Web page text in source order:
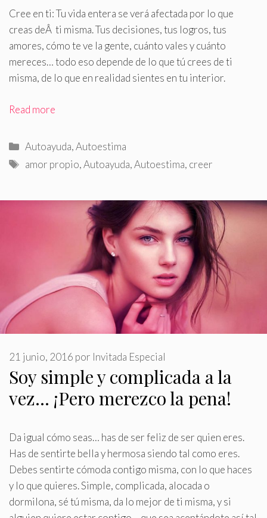
Cree en ti: Tu vida entera se verá afectada por lo que
creas deÂ ti misma.Tus decisiones, tus logros, tus
amores, cómo te ve la gente, cuánto vales y cuánto
mereces… todo eso depende de lo que tú crees de ti
misma, de lo que en realidad sientes en tu interior.
Read more
Categorías
Autoayuda,Autoestima
Etiquetas
amor propio,Autoayuda,Autoestima, creer
Soy simple y complicada a la
vez… ¡Pero merezco la pena!
21 junio, 2016 por Invitada Especial
Da igual cómo seas… has de ser feliz de ser quien eres.
Has de sentirte bella y hermosa siendo tal como eres.
Debes sentirte cómoda contigo misma, con lo que haces
y lo que quieres. Simple, complicada, alocada o
dormilona, sé tú misma, da lo mejor de ti misma, y si